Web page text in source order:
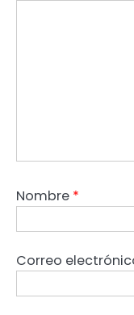
Nombre *
Correo